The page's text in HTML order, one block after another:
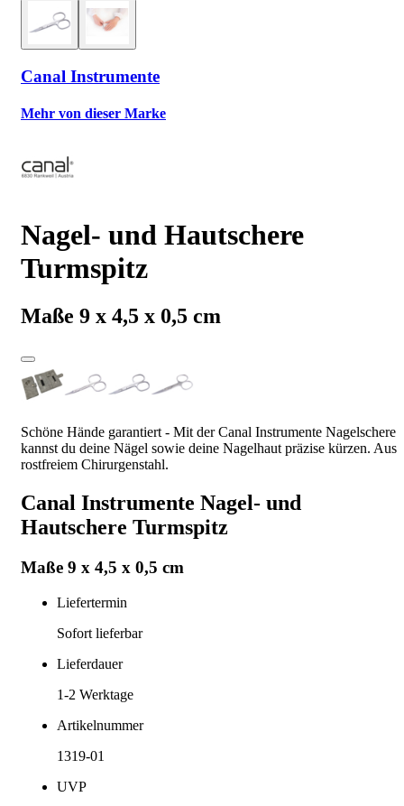
Canal Instrumente
Mehr von dieser Marke
Nagel- und Hautschere
Turmspitz
Maße 9 x 4,5 x 0,5 cm
Schöne Hände garantiert - Mit der Canal Instrumente Nagelschere
kannst du deine Nägel sowie deine Nagelhaut präzise kürzen. Aus
rostfreiem Chirurgenstahl.
Canal Instrumente Nagel- und
Hautschere Turmspitz
Maße 9 x 4,5 x 0,5 cm
Liefertermin
Sofort lieferbar
Lieferdauer
1-2 Werktage
Artikelnummer
1319-01
UVP